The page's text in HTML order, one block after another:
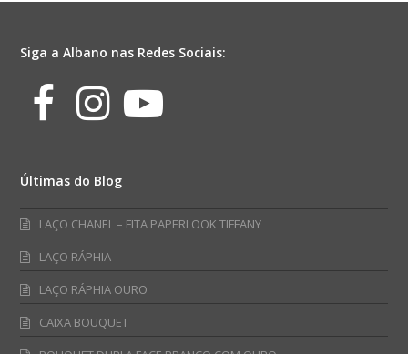
Siga a Albano nas Redes Sociais:
Facebook
Instagram
Youtube
Últimas do Blog
LAÇO CHANEL – FITA PAPERLOOK TIFFANY
LAÇO RÁPHIA
LAÇO RÁPHIA OURO
CAIXA BOUQUET